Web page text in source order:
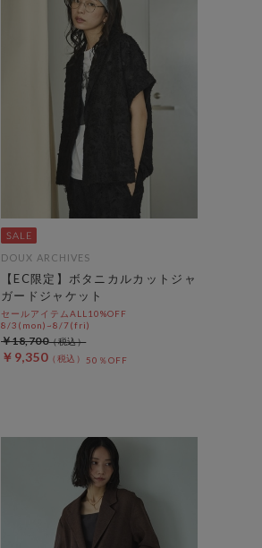
DOUX ARCHIVES
【EC限定】ボタニカルカットジャ
ガードジャケット
セールアイテムALL10%OFF
8/3(mon)~8/7(fri)
￥9,350 50％OFF
￥18,700